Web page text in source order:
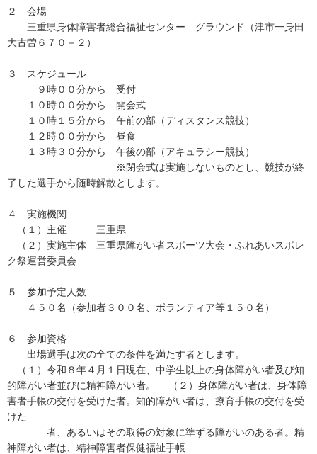
２ 会場
三重県身体障害者総合福祉センター グラウンド（津市一身田
大古曽６７０－２）
３ スケジュール
９時００分から 受付
１０時００分から 開会式
１０時１５分から 午前の部（ディスタンス競技）
１２時００分から 昼食
１３時３０分から 午後の部（アキュラシー競技）
※閉会式は実施しないものとし、競技が終
了した選手から随時解散とします。
４ 実施機関
（１）主催 三重県
（２）実施主体 三重県障がい者スポーツ大会・ふれあいスポレ
ク祭運営委員会
５ 参加予定人数
４５０名（参加者３００名、ボランティア等１５０名）
６ 参加資格
出場選手は次の全ての条件を満たす者とします。
（１）令和８年４月１日現在、中学生以上の身体障がい者及び知
的障がい者並びに精神障がい者。 （２）身体障がい者は、身体障
害者手帳の交付を受けた者。知的障がい者は、療育手帳の交付を受
けた
者、あるいはその取得の対象に準ずる障がいのある者。精
神障がい者は、精神障害者保健福祉手帳